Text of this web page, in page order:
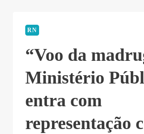
RN
“Voo da
Ministério
entra com
representação